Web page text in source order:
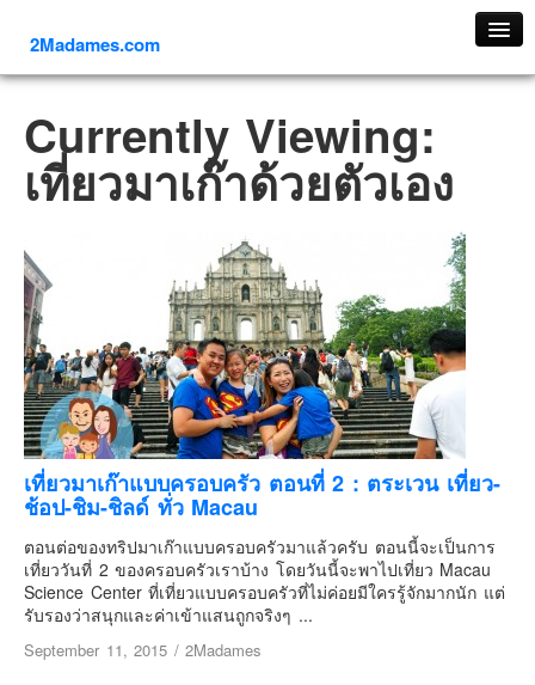
2Madames.com
ภาคเหนือ
ภาคใต้
ทริปต่างประเทศ
ยุโรป
รัสเซีย
ตุรกี-ตุรเคีย
เยอรมัน
ฝรั่งเศส
ออสเตรีย
สาธารณรัฐเช็ก
Currently Viewing:
เที่ยวมาเก๊าด้วยตัวเอง
เที่ยวมาเก๊าแบบครอบครัว ตอนที่ 2 : ตระเวน เที่ยว-
ช้อป-ชิม-ชิลด์ ทั่ว Macau
ตอนต่อของทริปมาเก๊าแบบครอบครัวมาแล้วครับ ตอนนี้จะเป็นการ
เที่ยววันที่ 2 ของครอบครัวเราบ้าง โดยวันนี้จะพาไปเที่ยว Macau
Science Center ที่เที่ยวแบบครอบครัวที่ไม่ค่อยมีใครรู้จักมากนัก แต่
รับรองว่าสนุกและค่าเข้าแสนถูกจริงๆ ...
September 11, 2015 / 2Madames